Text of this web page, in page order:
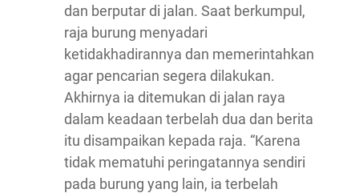
dan berputar di jalan. Saat berkumpul,
raja burung menyadari
ketidakhadirannya dan memerintahkan
agar pencarian segera dilakukan.
Akhirnya ia ditemukan di jalan raya
dalam keadaan terbelah dua dan berita
itu disampaikan kepada raja. “Karena
tidak mematuhi peringatannya sendiri
pada burung yang lain, ia terbelah